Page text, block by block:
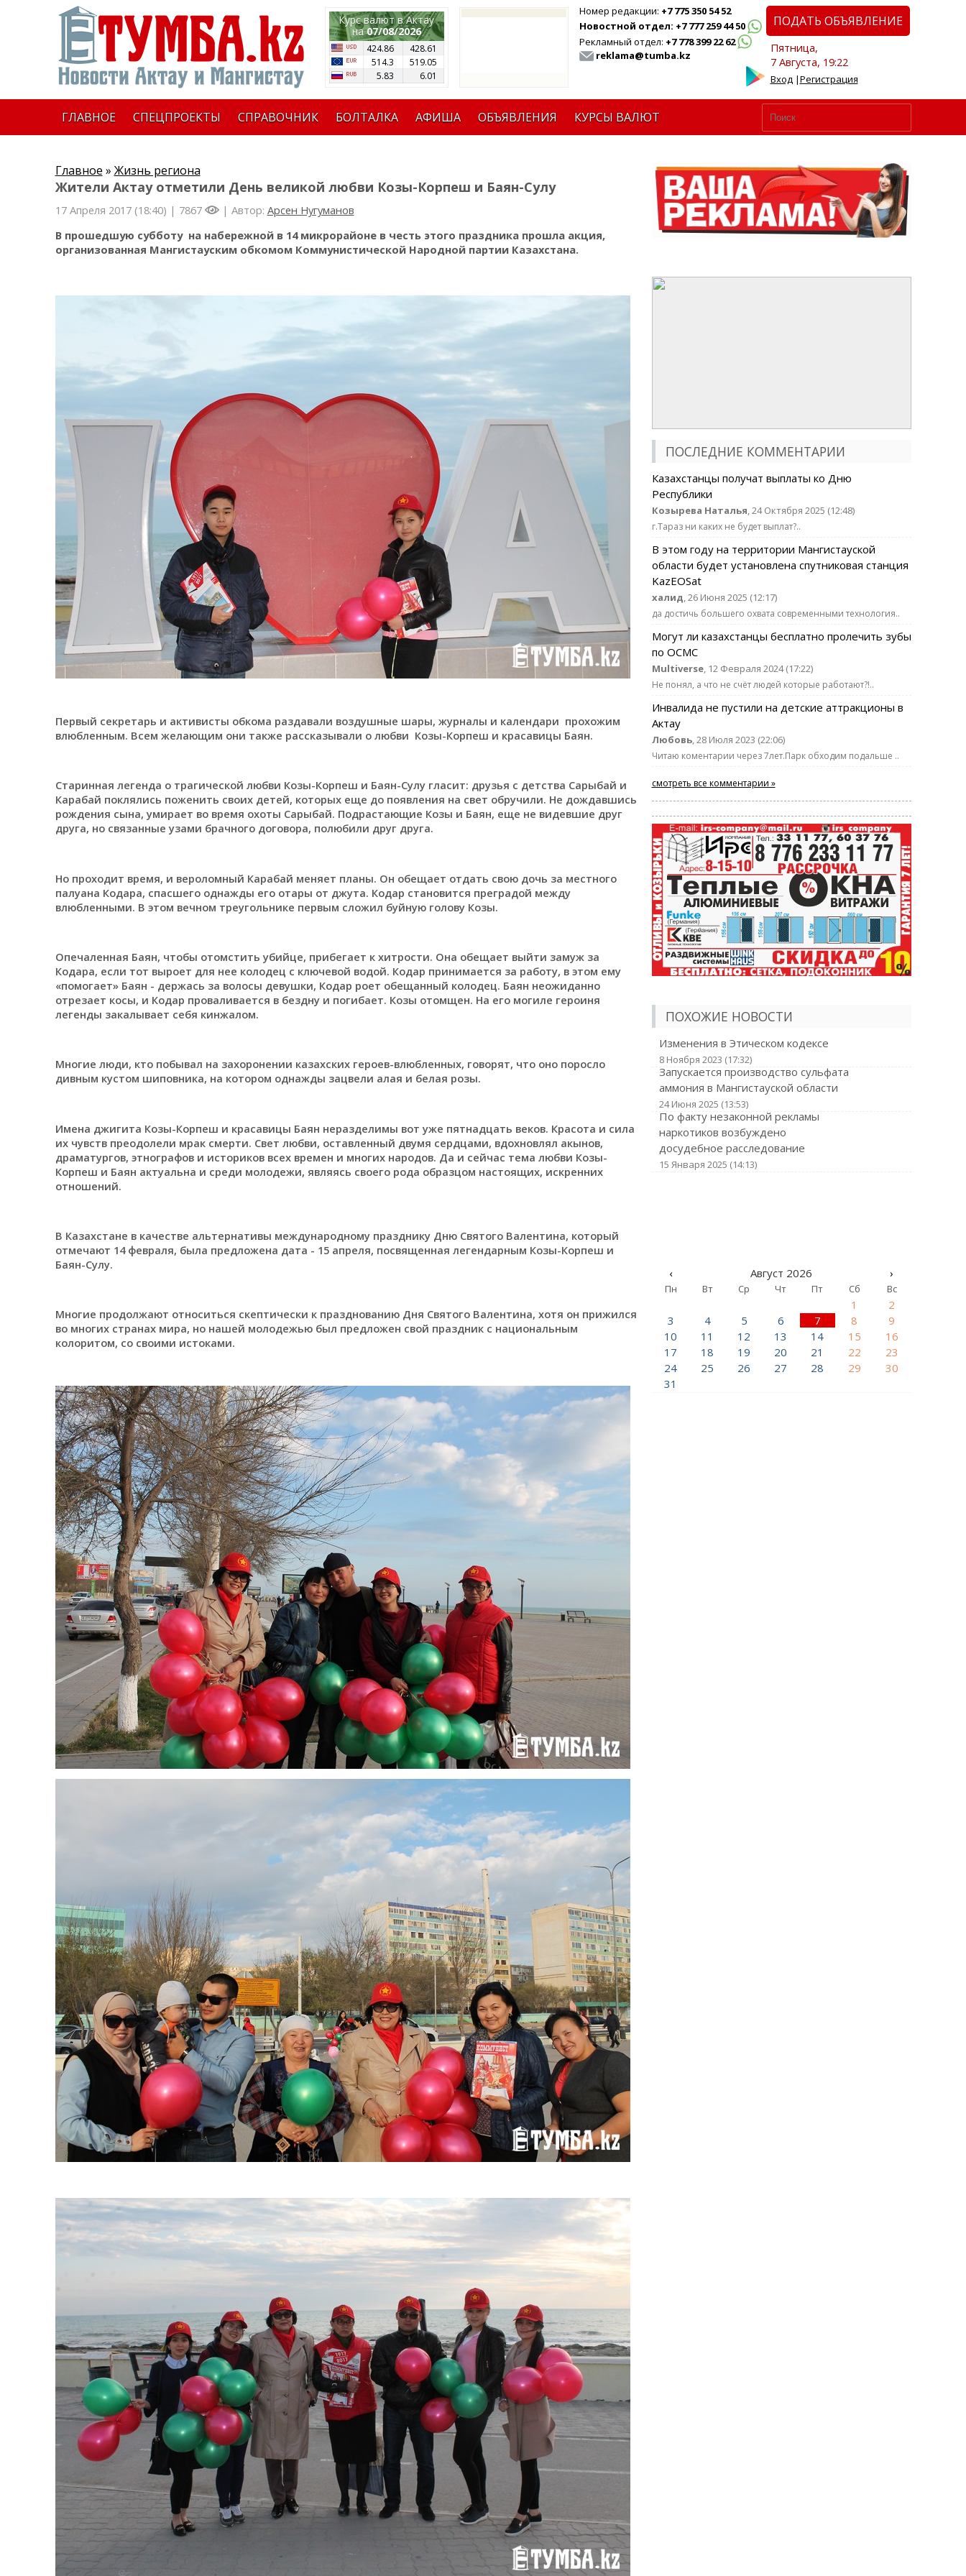
Курс валют в Актау
на07/08/2026
424.86
428.61
514.3
519.05
5.83
6.01
Номер редакции: +7 775 350 54 52
Новостной отдел: +7 777 259 44 50
Рекламный отдел: +7 778 399 22 62
reklama@tumba.kz
ПОДАТЬ ОБЪЯВЛЕНИЕ
Пятница,
7 Августа, 19:22
Вход|Регистрация
ГЛАВНОЕ СПЕЦПРОЕКТЫ СПРАВОЧНИК БОЛТАЛКА АФИША ОБЪЯВЛЕНИЯ КУРСЫ ВАЛЮТ
Главное » Жизнь региона
Жители Актау отметили День великой любви Козы-Корпеш и Баян-Сулу
17 Апреля 2017 (18:40) | 7867 | Автор: Арсен Нугуманов
В прошедшую субботу на набережной в 14 микрорайоне в честь этого праздника прошла акция,
организованная Мангистауским обкомом Коммунистической Народной партии Казахстана.
Первый секретарь и активисты обкома раздавали воздушные шары, журналы и календари прохожим
влюбленным. Всем желающим они также рассказывали о любви Козы-Корпеш и красавицы Баян.
Старинная легенда о трагической любви Козы-Корпеш и Баян-Сулу гласит: друзья с детства Сарыбай и
Карабай поклялись поженить своих детей, которых еще до появления на свет обручили. Не дождавшись
рождения сына, умирает во время охоты Сарыбай. Подрастающие Козы и Баян, еще не видевшие друг
друга, но связанные узами брачного договора, полюбили друг друга.
Но проходит время, и вероломный Карабай меняет планы. Он обещает отдать свою дочь за местного
палуана Кодара, спасшего однажды его отары от джута. Кодар становится преградой между
влюбленными. В этом вечном треугольнике первым сложил буйную голову Козы.
Опечаленная Баян, чтобы отомстить убийце, прибегает к хитрости. Она обещает выйти замуж за
Кодара, если тот выроет для нее колодец с ключевой водой. Кодар принимается за работу, в этом ему
«помогает» Баян - держась за волосы девушки, Кодар роет обещанный колодец. Баян неожиданно
отрезает косы, и Кодар проваливается в бездну и погибает. Козы отомщен. На его могиле героиня
легенды закалывает себя кинжалом.
Многие люди, кто побывал на захоронении казахских героев-влюбленных, говорят, что оно поросло
дивным кустом шиповника, на котором однажды зацвели алая и белая розы.
Имена джигита Козы-Корпеш и красавицы Баян неразделимы вот уже пятнадцать веков. Красота и сила
их чувств преодолели мрак смерти. Свет любви, оставленный двумя сердцами, вдохновлял акынов,
драматургов, этнографов и историков всех времен и многих народов. Да и сейчас тема любви Козы-
Корпеш и Баян актуальна и среди молодежи, являясь своего рода образцом настоящих, искренних
отношений.
В Казахстане в качестве альтернативы международному празднику Дню Святого Валентина, который
отмечают 14 февраля, была предложена дата - 15 апреля, посвященная легендарным Козы-Корпеш и
Баян-Сулу.
Многие продолжают относиться скептически к празднованию Дня Святого Валентина, хотя он прижился
во многих странах мира, но нашей молодежью был предложен свой праздник с национальным
колоритом, со своими истоками.
ПОСЛЕДНИЕ КОММЕНТАРИИ
Казахстанцы получат выплаты ко Дню
Республики
Козырева Наталья, 24 Октября 2025 (12:48)
г.Тараз ни каких не будет выплат?..
В этом году на территории Мангистауской
области будет установлена спутниковая станция
KazEOSat
халид, 26 Июня 2025 (12:17)
да достичь большего охвата современными технология..
Могут ли казахстанцы бесплатно пролечить зубы
по ОСМС
Multiverse, 12 Февраля 2024 (17:22)
Не понял, а что не счёт людей которые работают?!..
Инвалида не пустили на детские аттракционы в
Актау
Любовь, 28 Июля 2023 (22:06)
Читаю коментарии через 7лет.Парк обходим подальше ..
смотреть все комментарии »
ПОХОЖИЕ НОВОСТИ
Изменения в Этическом кодексе
8 Ноября 2023 (17:32)
Запускается производство сульфата
аммония в Мангистауской области
24 Июня 2025 (13:53)
По факту незаконной рекламы
наркотиков возбуждено
досудебное расследование
15 Января 2025 (14:13)
‹ Август 2026 ›
Пн Вт Ср Чт Пт Сб Вс
1
2
3
4 5 6 7 8
9
10
11 12 13 14 15
16
17
18 19 20 21 22
23
24
25 26 27 28 29
30
31